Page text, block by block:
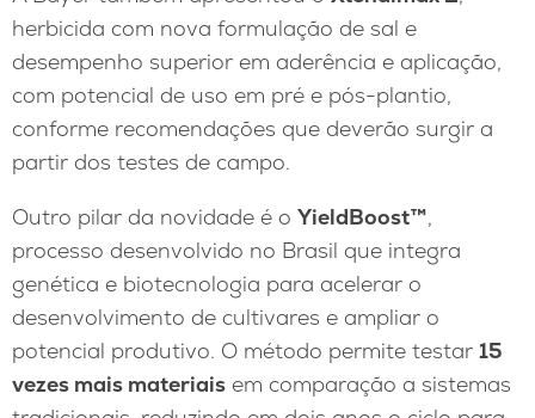
herbicida com nova formulação de sal e
desempenho superior em aderência e aplicação,
com potencial de uso em pré e pós-plantio,
conforme recomendações que deverão surgir a
partir dos testes de campo.
Outro pilar da novidade é o YieldBoost™,
processo desenvolvido no Brasil que integra
genética e biotecnologia para acelerar o
desenvolvimento de cultivares e ampliar o
potencial produtivo. O método permite testar 15
vezes mais materiais em comparação a sistemas